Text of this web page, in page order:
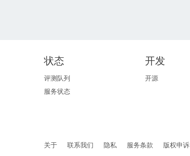
状态
评测队列
服务状态
开发
开源
关于 联系我们 隐私 服务条款 版权申诉